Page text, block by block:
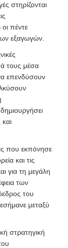
στηρίζονται
πέντε
εξαγωγών.
τους μέσα
επενδύσουν
που εκπόνησε
και τις
για τη μεγάλη
των
του
μεταξύ
στρατηγική